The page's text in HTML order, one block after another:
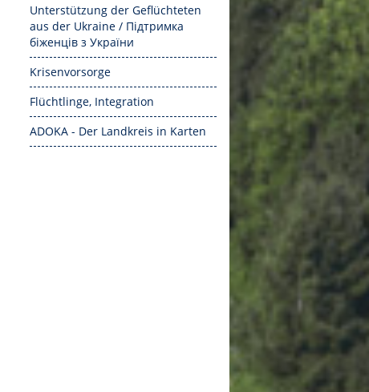
Unterstützung der Geflüchteten
aus der Ukraine / Підтримка
біженців з України
Krisenvorsorge
Flüchtlinge, Integration
ADOKA - Der Landkreis in Karten